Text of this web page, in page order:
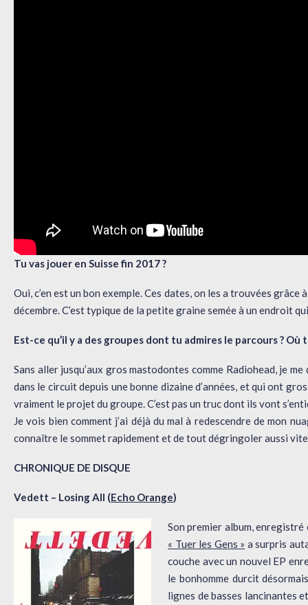
Tu vas jouer en Suisse fin 2017 ?
Oui, c’en est un bon exemple. Ces dates, on les a trouvées
décembre. C’est typique de la petite graine semée à un endroit
Est-ce qu’il y a des groupes dont tu admires le parcours ?
Sans aller jusqu’aux gros mastodontes comme Radiohead, je
dans le circuit depuis une bonne dizaine d’années, et qui ont
vraiment le projet du groupe. C’est pas un truc dont ils vont
Je vois bien comment j’ai déjà du mal à redescendre de mon
connaître le sommet rapidement et de tout dégringoler aussi
CHRONIQUE DE DISQUE
Vedett – Losing All (Echo Orange)
Son premier album,
« Tuer les Gens » a surpris
couche avec un nouvel EP
le bonhomme durcit
lignes de basses lancinantes